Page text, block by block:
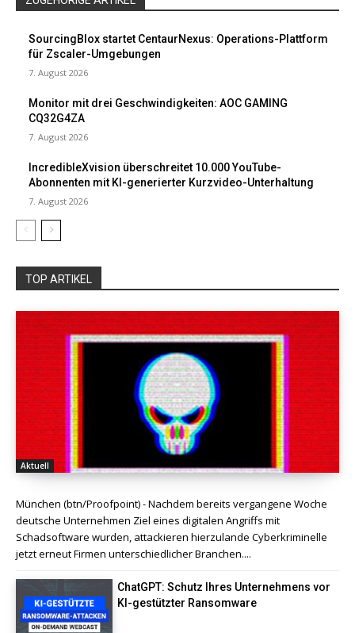
SourcingBlox startet CentaurNexus: Operations-Plattform
für Zscaler-Umgebungen
7. August 2026
Monitor mit drei Geschwindigkeiten: AOC GAMING
CQ32G4ZA
7. August 2026
IncredibleXvision überschreitet 10.000 YouTube-
Abonnenten mit KI-generierter Kurzvideo-Unterhaltung
7. August 2026
TOP ARTIKEL
Aktuell
München (btn/Proofpoint) - Nachdem bereits vergangene Woche
deutsche Unternehmen Ziel eines digitalen Angriffs mit
Schadsoftware wurden, attackieren hierzulande Cyberkriminelle
jetzt erneut Firmen unterschiedlicher Branchen....
ChatGPT: Schutz Ihres Unternehmens vor
KI-gestützter Ransomware